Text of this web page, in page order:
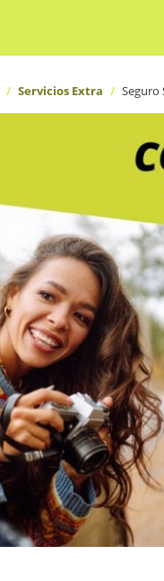
Servicios Extra Seguro